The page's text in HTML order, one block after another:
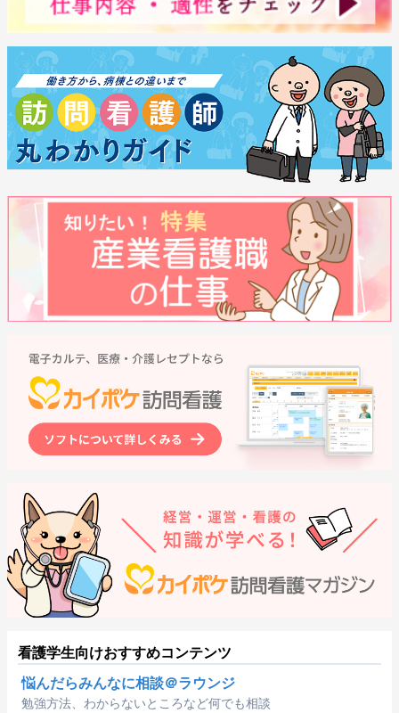
看護学生向けおすすめコンテンツ
悩んだらみんなに相談＠ラウンジ
勉強方法、わからないところなど何でも相談